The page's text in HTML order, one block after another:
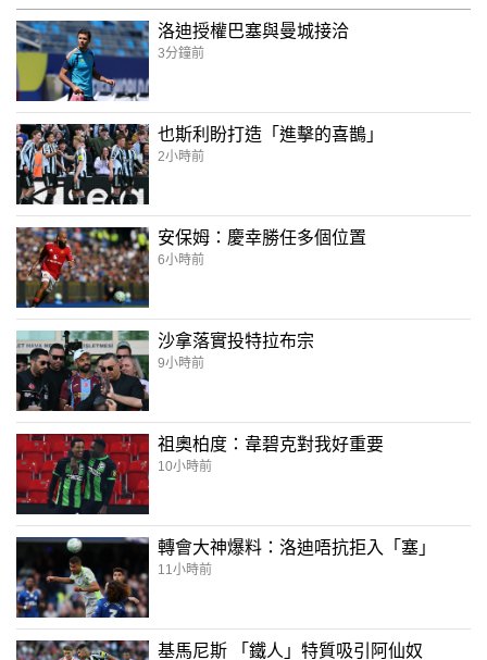
洛迪授權巴塞與曼城接洽
3分鐘前
也斯利盼打造「進擊的喜鵲」
2小時前
安保姆：慶幸勝任多個位置
6小時前
沙拿落實投特拉布宗
9小時前
祖奧柏度：韋碧克對我好重要
10小時前
轉會大神爆料：洛迪唔抗拒入「塞」
11小時前
基馬尼斯 「鐵人」特質吸引阿仙奴